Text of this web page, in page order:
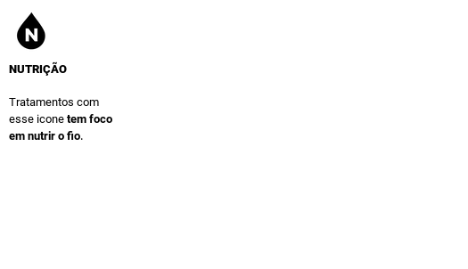
NUTRIÇÃO
Tratamentos com
esse icone tem foco
em nutrir o fio.